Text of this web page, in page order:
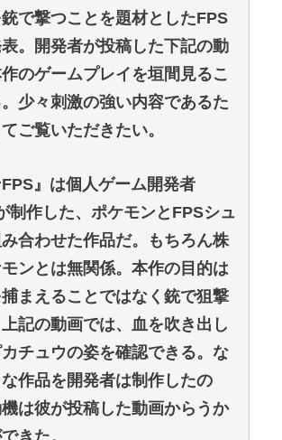
で撃つことを題材としたFPS
。開発者が投稿した下記の動
のゲームプレイを垣間見るこ
少々刺激の強い内容であるた
ご覧いただきたい。
FPS』は個人ゲーム開発者
制作した、ポケモンとFPSシュ
合わせた作品だ。もちろん株
ンとは無関係。本作の目的は
まえることではなく銃で狙撃
記の動画では、血を吹き出し
チュウの姿を確認できる。な
作品を開発者は制作したの
は彼が投稿した動画からうか
きた。